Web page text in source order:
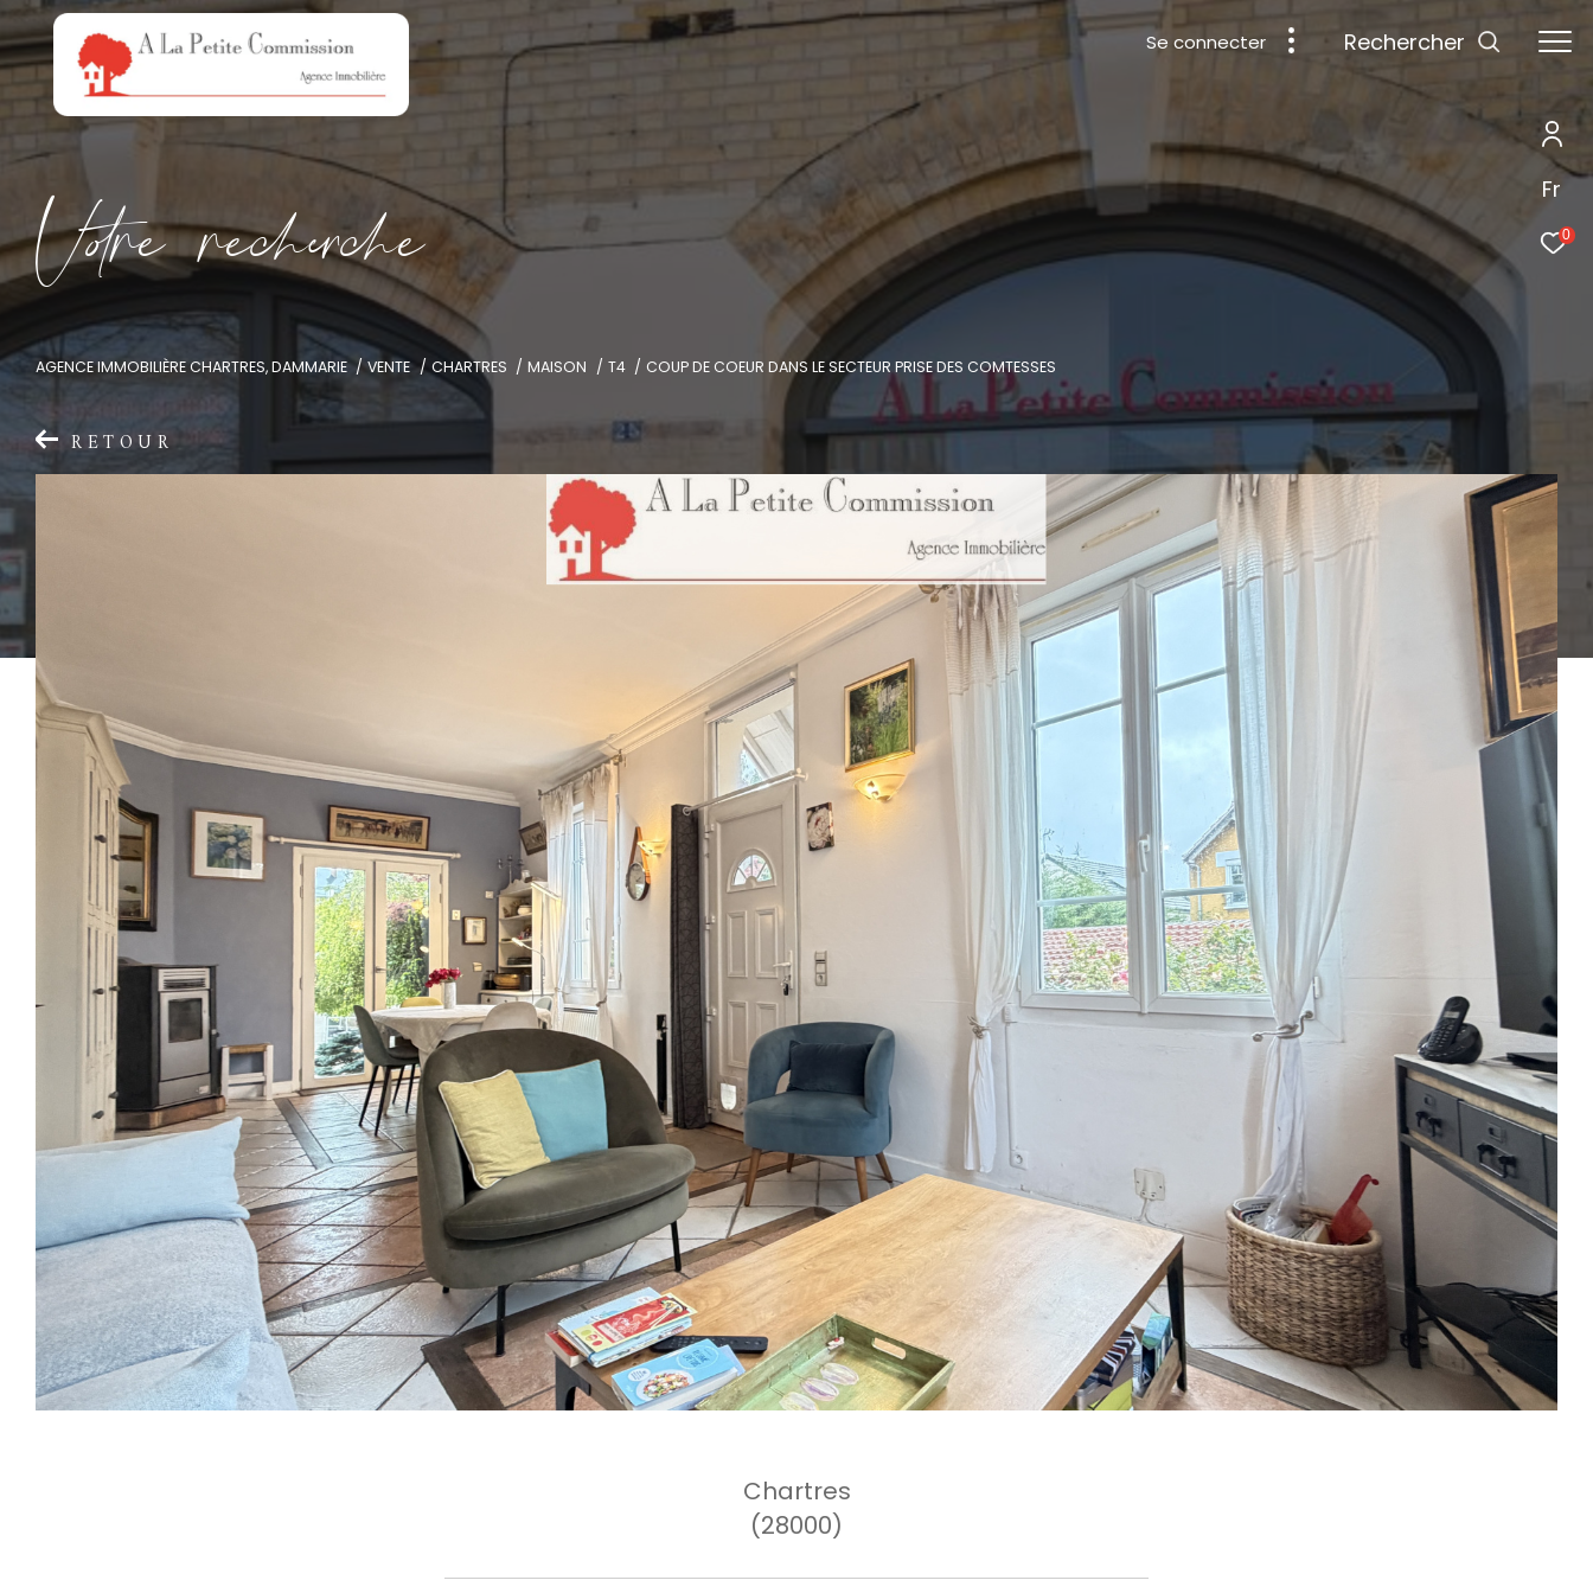
Fr
0
Se connecter rechercher
Vore recece
AGENCE IMMOBILIÈRE CHARTRES, DAMMARIE VENTE CHARTRES MAISON T4 COUP DE COEUR DANS LE SECTEUR PRISE DES COMTESSES
RETOUR
Chartres
(28000)